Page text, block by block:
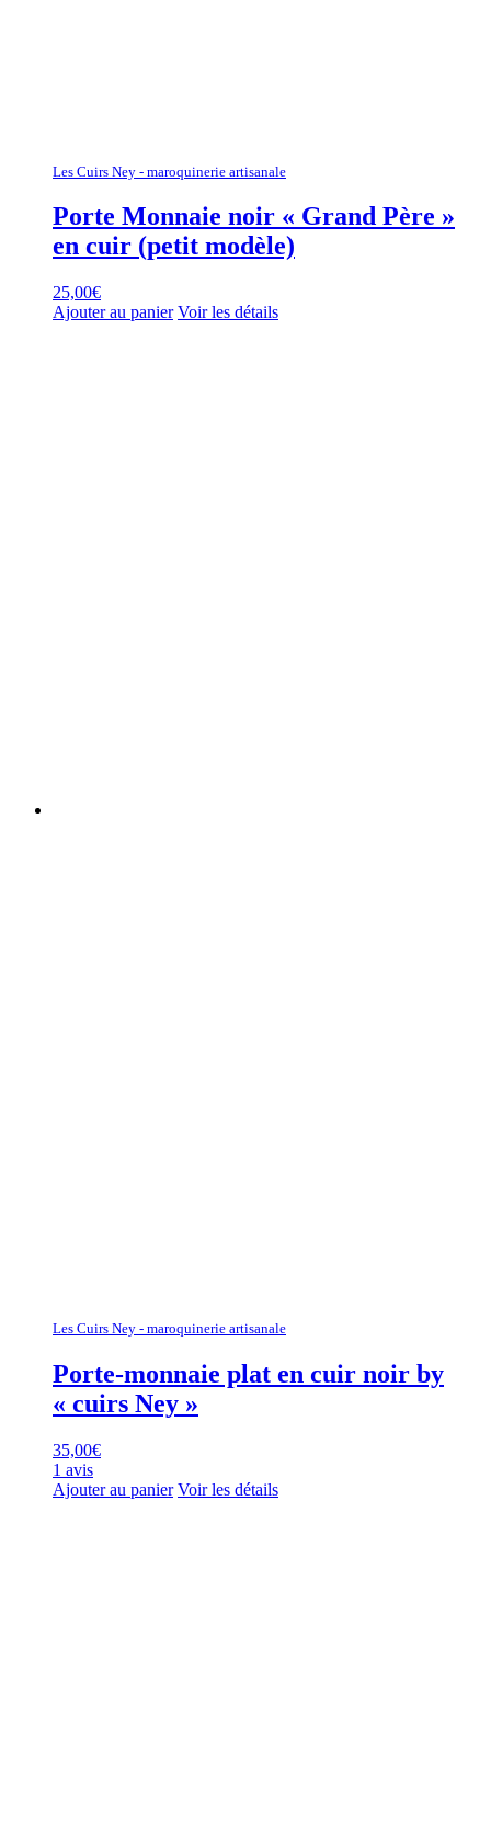
Les Cuirs Ney - maroquinerie artisanale
Porte Monnaie noir « Grand Père »
en cuir (petit modèle)
25,00€
Ajouter au panier Voir les détails
Les Cuirs Ney - maroquinerie artisanale
Porte-monnaie plat en cuir noir by
« cuirs Ney »
35,00€
1 avis
Ajouter au panier Voir les détails